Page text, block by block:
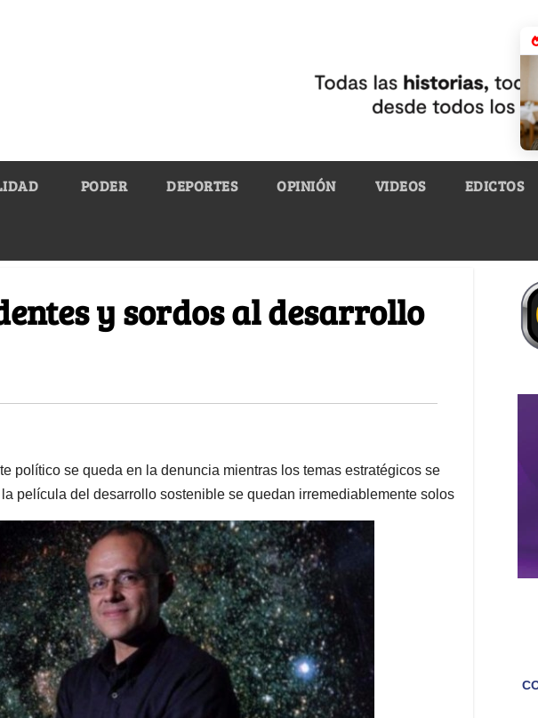
PODER DEPORTES OPINIÓN VIDEOS EDICTOS
y sordos al desarrollo
político se queda en la denuncia mientras los temas estratégicos se
película del desarrollo sostenible se quedan irremediablemente solos